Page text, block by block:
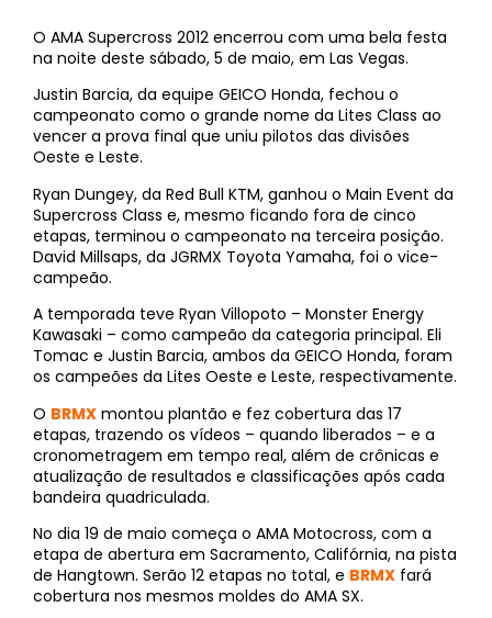
O AMA Supercross 2012 encerrou com uma bela festa
na noite deste sábado, 5 de maio, em Las Vegas.
Justin Barcia, da equipe GEICO Honda, fechou o
campeonato como o grande nome da Lites Class ao
vencer a prova final que uniu pilotos das divisões
Oeste e Leste.
Ryan Dungey, da Red Bull KTM, ganhou o Main Event da
Supercross Class e, mesmo ficando fora de cinco
etapas, terminou o campeonato na terceira posição.
David Millsaps, da JGRMX Toyota Yamaha, foi o vice-
campeão.
A temporada teve Ryan Villopoto – Monster Energy
Kawasaki – como campeão da categoria principal. Eli
Tomac e Justin Barcia, ambos da GEICO Honda, foram
os campeões da Lites Oeste e Leste, respectivamente.
O BRMX montou plantão e fez cobertura das 17
etapas, trazendo os vídeos – quando liberados – e a
cronometragem em tempo real, além de crônicas e
atualização de resultados e classificações após cada
bandeira quadriculada.
No dia 19 de maio começa o AMA Motocross, com a
etapa de abertura em Sacramento, Califórnia, na pista
de Hangtown. Serão 12 etapas no total, e BRMX fará
cobertura nos mesmos moldes do AMA SX.